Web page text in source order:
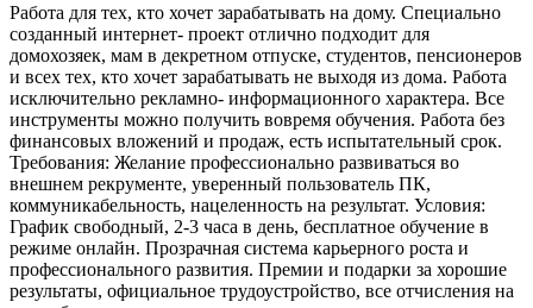
Работа для тех, кто хочет зарабатывать на дому. Специально
созданный интернет- проект отлично подходит для
домохозяек, мам в декретном отпуске, студентов, пенсионеров
и всех тех, кто хочет зарабатывать не выходя из дома. Работа
исключительно рекламно- информационного характера. Все
инструменты можно получить вовремя обучения. Работа без
финансовых вложений и продаж, есть испытательный срок.
Требования: Желание профессионально развиваться во
внешнем рекрументе, уверенный пользователь ПК,
коммуникабельность, нацеленность на результат. Условия:
График свободный, 2-3 часа в день, бесплатное обучение в
режиме онлайн. Прозрачная система карьерного роста и
профессионального развития. Премии и подарки за хорошие
результаты, официальное трудоустройство, все отчисления на